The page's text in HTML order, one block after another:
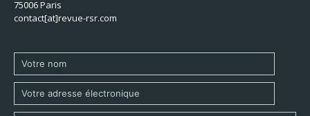
75006 Paris
contact[at]revue-rsr.com